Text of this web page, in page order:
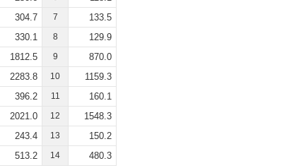
304.7
330.1
1812.5
2283.8
396.2
2021.0
243.4
513.2
7 133.5
8 129.9
9 870.0
10 1159.3
11 160.1
12 1548.3
13 150.2
14 480.3